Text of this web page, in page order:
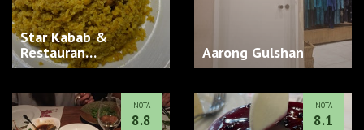
Star Kabab &
Restauran…
Aarong Gulshan
NOTA
8.8
NOTA
8.1